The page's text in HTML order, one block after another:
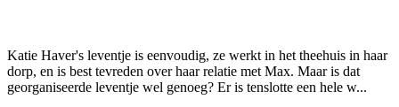
Katie Haver's leventje is eenvoudig, ze werkt in het theehuis in haar
dorp, en is best tevreden over haar relatie met Max. Maar is dat
georganiseerde leventje wel genoeg? Er is tenslotte een hele w...